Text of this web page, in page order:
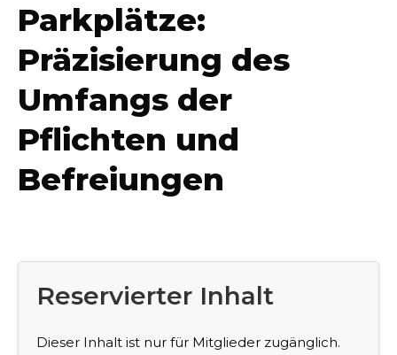
Parkplätze:
Präzisierung des
Umfangs der
Pflichten und
Befreiungen
Reservierter Inhalt
Dieser Inhalt ist nur für Mitglieder zugänglich.